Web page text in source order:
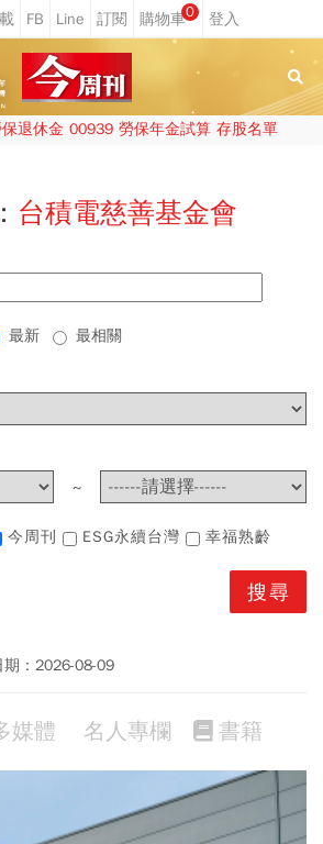
0
退休金 00939 勞保年金試算 存股名單
台積電慈善基金會
最新 最相關
~
今周刊 ESG永續台灣 幸福熟齡
： 2026-08-09
媒體 名人專欄 書籍